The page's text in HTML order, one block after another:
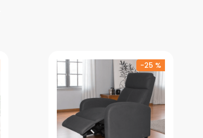
-25 %